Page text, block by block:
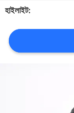
উদ্ধৃতির
জন্য
আবেদন
হাইলাইট: